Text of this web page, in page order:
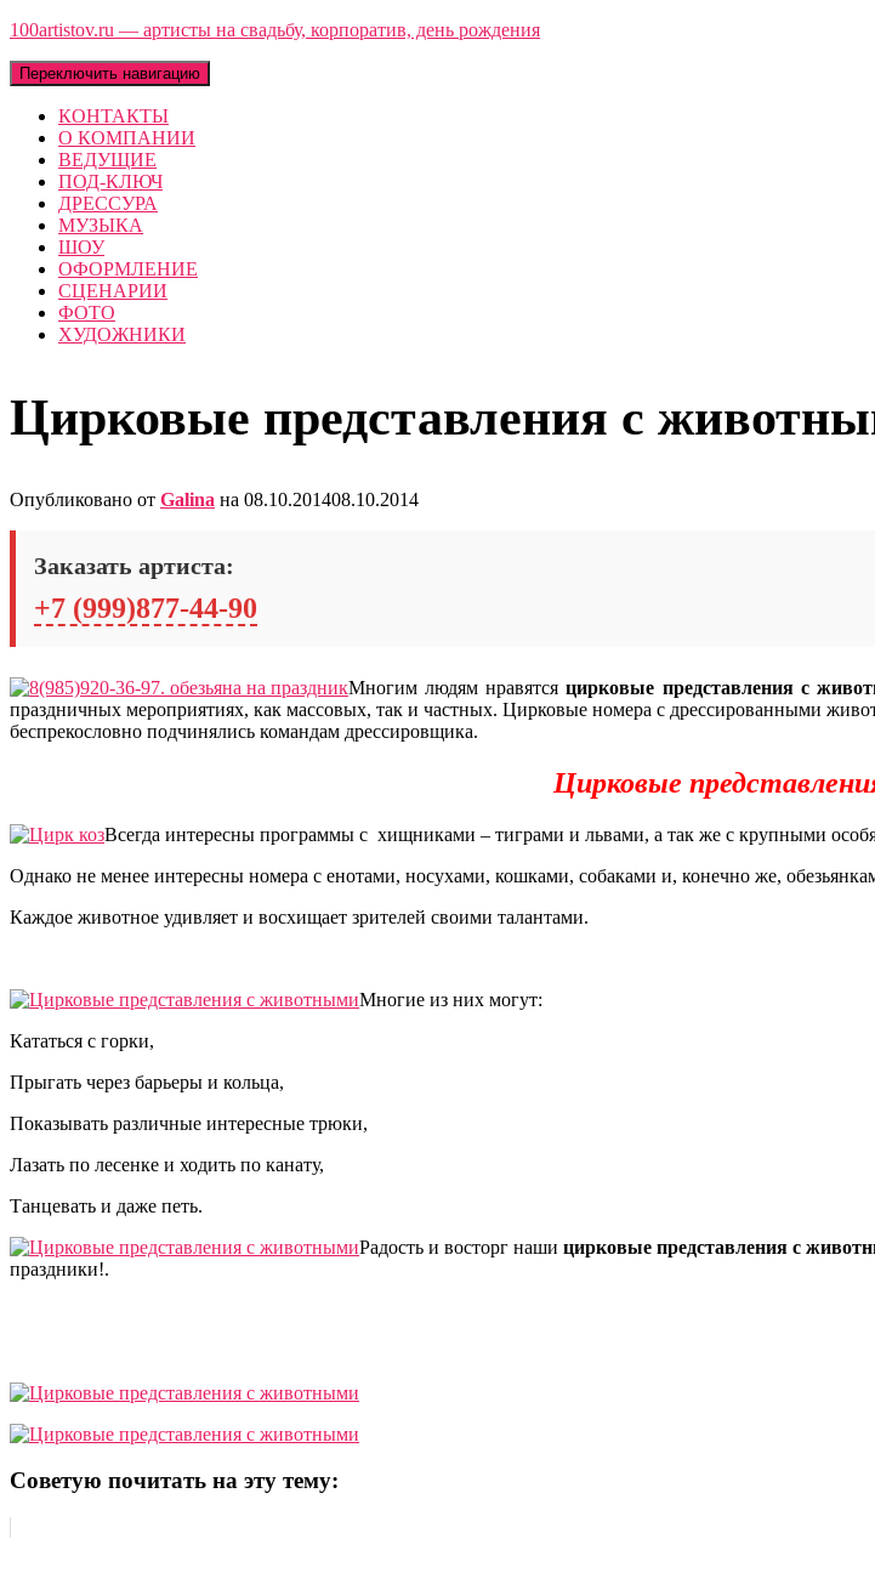
100artistov.ru — артисты на свадьбу, корпоратив, день рождения
Переключить навигацию
КОНТАКТЫ
О КОМПАНИИ
ВЕДУЩИЕ
ПОД-КЛЮЧ
ДРЕССУРА
МУЗЫКА
ШОУ
ОФОРМЛЕНИЕ
СЦЕНАРИИ
ФОТО
ХУДОЖНИКИ
Цирковые представления с
Опубликовано от Galina на 08.10.201408.10.2014
Заказать артиста:
+7 (999)877-44-90
Многим людям нравятся цирковые представления с
праздничных мероприятиях, как массовых, так и частных. Цирковые номера с дрессированными
беспрекословно подчинялись командам дрессировщика.
Цирковые
Всегда интересны программы с хищниками – тиграми и львами, а так же с крупными
Однако не менее интересны номера с енотами, носухами, кошками, собаками и, конечно же,
Каждое животное удивляет и восхищает зрителей своими талантами.
Многие из них могут:
Кататься с горки,
Прыгать через барьеры и кольца,
Показывать различные интересные трюки,
Лазать по лесенке и ходить по канату,
Танцевать и даже петь.
Радость и восторг наши цирковые представления с
праздники!.
Советую почитать на эту тему: